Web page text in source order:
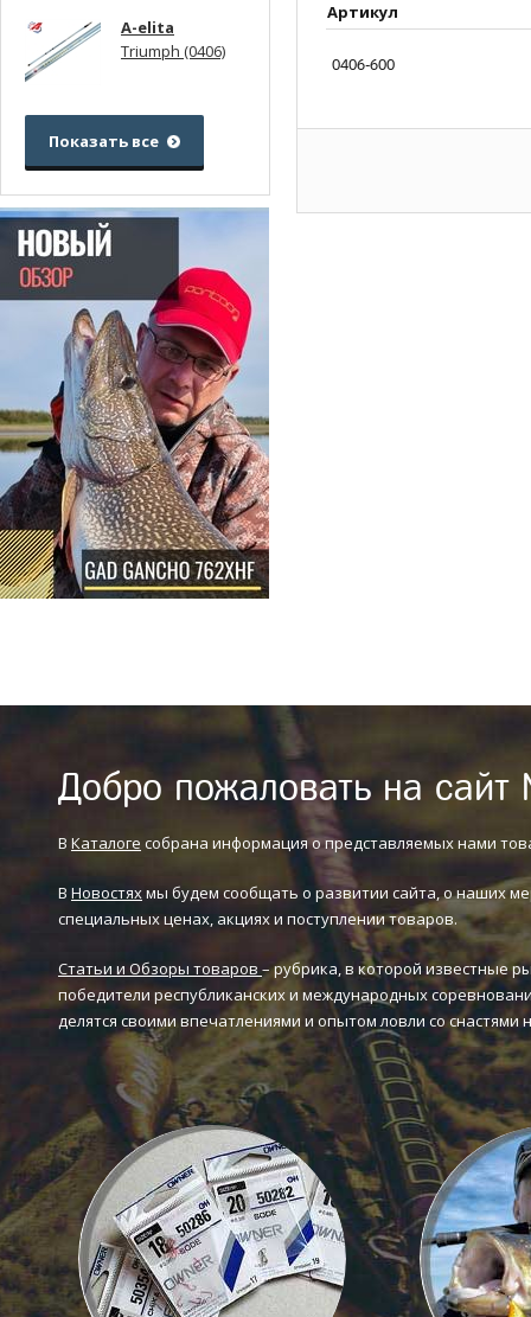
Артикул
0406-600
A-elita
Triumph (0406)
Показать все
Добро пожаловать на сайт
В Каталоге собрана информация о представляемых нами
В Новостяхмы будем сообщать о развитии сайта, о наших
специальных ценах, акциях и поступлении товаров.
Статьи и Обзоры товаров – рубрика, в которой известные
победители республиканских и международных
делятся своими впечатлениями и опытом ловли со снастями
Каталог товаров Статьи и